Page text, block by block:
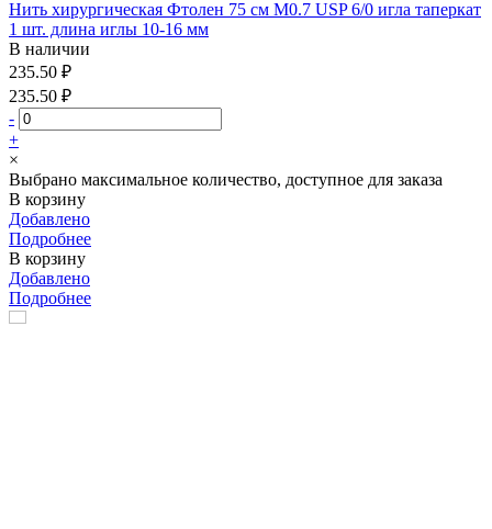
Нить хирургическая Фтолен 75 см М0.7 USP 6/0 игла таперкат
1 шт. длина иглы 10-16 мм
В наличии
235.50 ₽
235.50 ₽
-
+
×
Выбрано максимальное количество, доступное для заказа
В корзину
Добавлено
Подробнее
В корзину
Добавлено
Подробнее